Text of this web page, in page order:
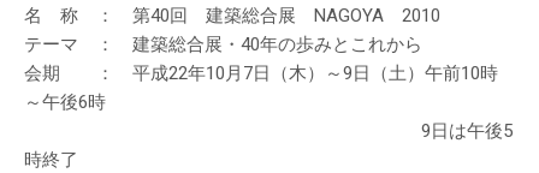
名 称 ： 第40回 建築総合展 NAGOYA 2010
テーマ ： 建築総合展・40年の歩みとこれから
会期 ： 平成22年10月7日（木）～9日（土）午前10時
～午後6時
9日は午後5
時終了